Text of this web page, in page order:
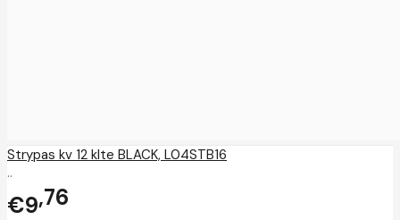
Strypas kv 12 klte BLACK, L04STB16
..
€9 76